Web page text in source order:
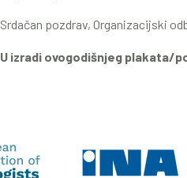
Srdačan pozdrav, Organizacijski
U izradi ovogodišnjeg plakata/